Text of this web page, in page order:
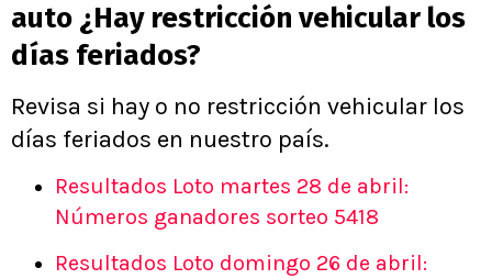
auto ¿Hay restricción vehicular los
días feriados?
Revisa si hay o no restricción vehicular los
días feriados en nuestro país.
Resultados Loto martes 28 de abril:
Números ganadores sorteo 5418
Resultados Loto domingo 26 de abril: